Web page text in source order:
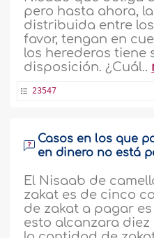
pero hasta ahora,
distribuida entre
favor, tengan en
los herederos tiene
disposición. ¿Cuál..
23547
Casos en los que
en dinero no está
El Nisaab de
zakat es de cinco
de zakat a pagar
esto alcanzara diez